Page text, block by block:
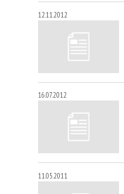
12.11.2012
16.07.2012
11.05.2011